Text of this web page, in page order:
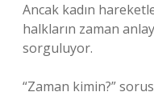
Ancak kadın
halkların zaman
sorguluyor.
“Zaman kimin?”